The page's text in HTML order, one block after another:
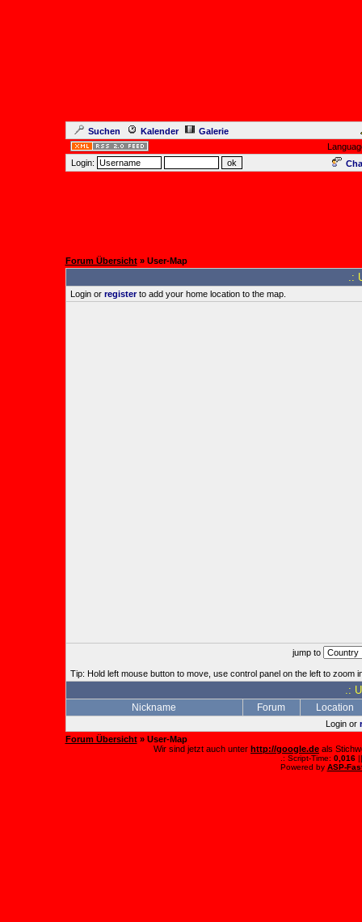
Suchen Kalender
Galerie
Login:
Forum Übersicht» User-Map
.:
Login or registerto add your home location to the map.
jump to
Tip: Hold left mouse button to move, use control panel on the left to zoom
.:
Nickname Forum Location
Login or
Forum Übersicht» User-Map
Wir sind jetzt auch unter http://google.de als
.: Script-Time: 0,016||
Powered by ASP-